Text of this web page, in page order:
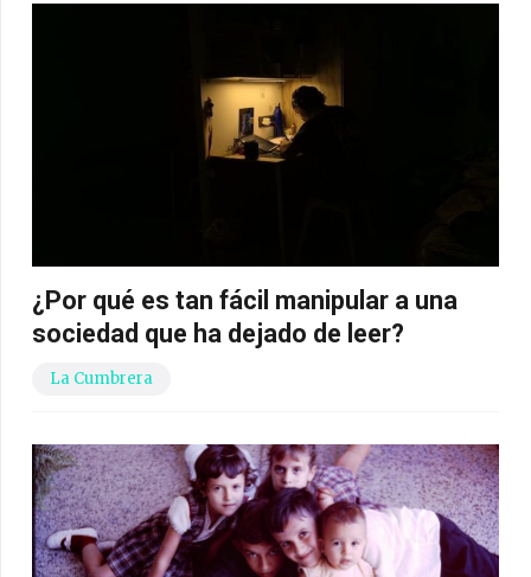
¿Por qué es tan fácil manipular a una
sociedad que ha dejado de leer?
La Cumbrera